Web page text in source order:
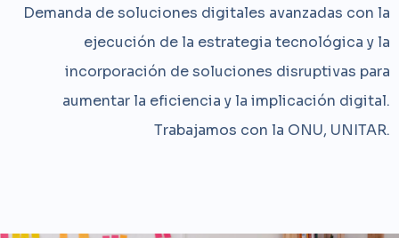
Demanda de soluciones digitales avanzadas con la
ejecución de la estrategia tecnológica y la
incorporación de soluciones disruptivas para
aumentar la eficiencia y la implicación digital.
Trabajamos con la ONU, UNITAR.